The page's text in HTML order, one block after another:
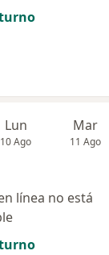
Lun
10 Ago
Mar
11 Ago
línea no está